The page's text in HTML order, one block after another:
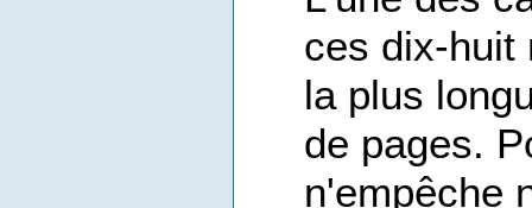
ces dix-huit
la plus
de pages.
n'empêche